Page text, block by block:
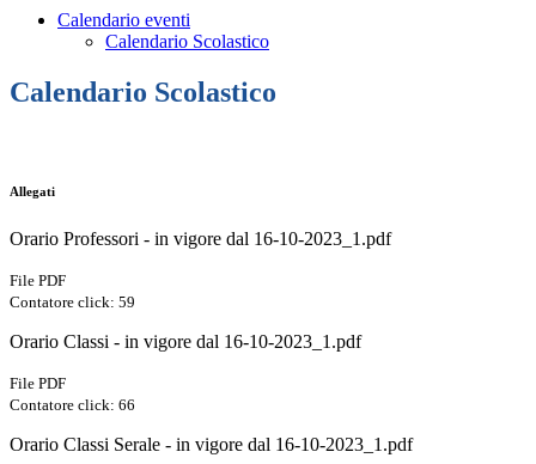
Calendario eventi
Calendario Scolastico
Calendario Scolastico
Allegati
Orario Professori - in vigore dal 16-10-2023_1.pdf
File PDF
Contatore click: 59
Orario Classi - in vigore dal 16-10-2023_1.pdf
File PDF
Contatore click: 66
Orario Classi Serale - in vigore dal 16-10-2023_1.pdf